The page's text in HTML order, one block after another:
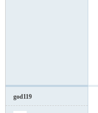
god119